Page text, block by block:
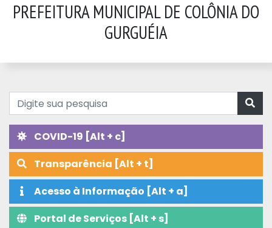
PREFEITURA MUNICIPAL DE COLÔNIA DO
GURGUÉIA
COVID-19 [Alt + c]
Transparência [Alt + t]
Acesso à Informação [Alt + a]
Portal de Serviços [Alt + s]